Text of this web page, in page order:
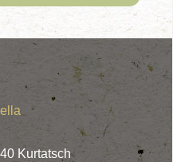
Kurtatsch